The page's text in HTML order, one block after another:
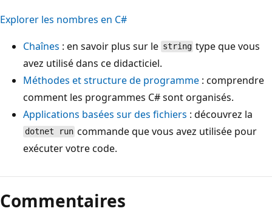
Explorer les nombres en C#
Chaînes : en savoir plus sur le string type que vous
avez utilisé dans ce didacticiel.
Méthodes et structure de programme : comprendre
comment les programmes C# sont organisés.
Applications basées sur des fichiers : découvrez la
dotnet run commande que vous avez utilisée pour
exécuter votre code.
Commentaires